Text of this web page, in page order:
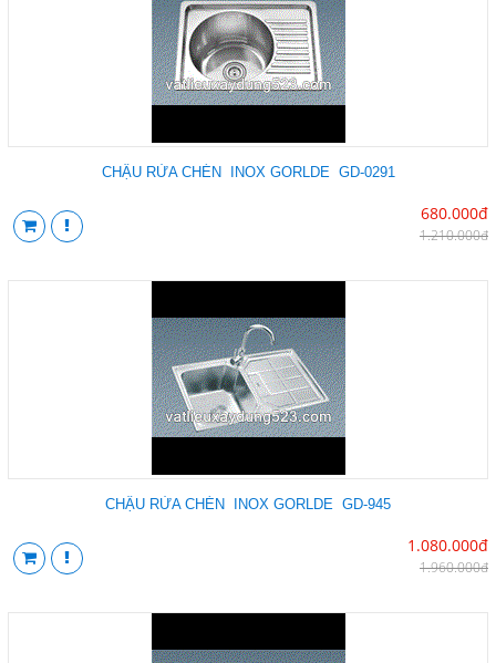
CHẬU RỬA CHÉN INOX GORLDE GD-0291
680.000đ
1.210.000đ
CHẬU RỬA CHÉN INOX GORLDE GD-945
1.080.000đ
1.960.000đ